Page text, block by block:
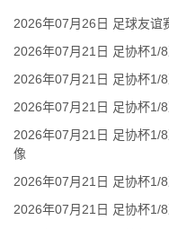
2026年07月26日 足球友谊
2026年07月21日 足协杯1/
2026年07月21日 足协杯1/
2026年07月21日 足协杯1/
2026年07月21日 足协杯1/
像
2026年07月21日 足协杯1/
2026年07月21日 足协杯1/